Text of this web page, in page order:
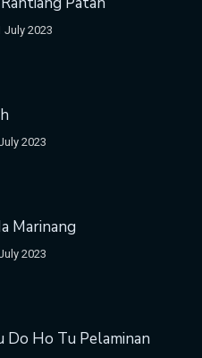
July 2023
2023
Marinang
2023
Do Ho Tu Pelaminan